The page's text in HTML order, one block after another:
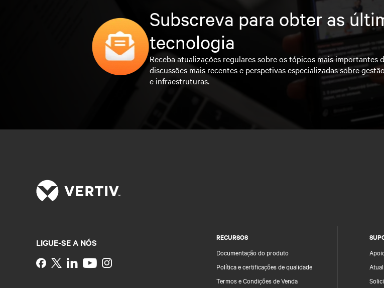
Subscreva para obter as
tecnologia
Receba atualizações regulares sobre os tópicos mais importantes
discussões mais recentes e perspetivas especializadas sobre
e infraestruturas.
RECURSOS
Documentação do produto
Política e certificações de qualidade
Termos e Condições de Venda
LIGUE-SE A NÓS
Instagram